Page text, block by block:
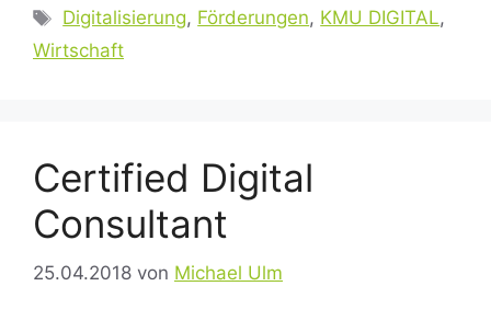
Schlagwörter
Digitalisierung, Förderungen, KMU DIGITAL,
Wirtschaft
Certified Digital
Consultant
25.04.2018 von Michael Ulm